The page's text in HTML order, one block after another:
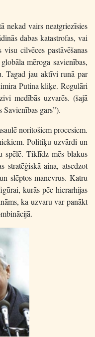
nekad vairs neatgriezīsies
dabas katastrofas, vai
cilvēces pastāvēšanas
mēroga savienības,
Tagad jau aktīvi runā par
Putina kliķe. Regulāri
medībās uzvarēs. (šajā
Savienības gars”).
noritošiem procesiem.
Politiķu uzvārdi un
spēlē. Tiklīdz mēs blakus
stratēģiskā aina, atsedzot
slēptos manevrus. Katru
kurās pēc hierarhijas
ka uzvaru var panākt